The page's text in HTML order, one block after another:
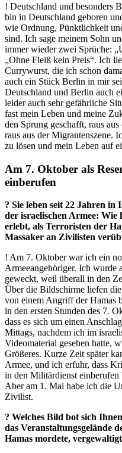
! Deutschland und besonders
bin in Deutschland geboren
wie Ordnung, Pünktlichkeit
sind. Ich sage meinem Sohn
immer wieder zwei Sprüche:
„Ohne Fleiß kein Preis“. Ich
Currywurst, die ich schon
auch ein Stück Berlin in mir
Deutschland und Berlin auch
leider auch sehr gefährliche
fast mein Leben und meine
den Sprung geschafft, raus
raus aus der Migrantenszene.
zu lösen und mein Leben auf
Am 7. Oktober als
einberufen
? Sie leben seit 22 Jahren in
der israelischen Armee: Wie
erlebt, als Terroristen der
Massaker an Zivilisten
! Am 7. Oktober war ich ein
Armeeangehöriger. Ich wurde
geweckt, weil überall in den
Über die Bildschirme liefen
von einem Angriff der Hamas
in den ersten Stunden des 7.
dass es sich um einen
Mittags, nachdem ich im
Videomaterial gesehen hatte,
Größeres. Kurze Zeit später
Armee, und ich erfuhr, dass
in den Militärdienst
Aber am 1. Mai habe ich die
Zivilist.
? Welches Bild bot sich
das Veranstaltungsgelände
Hamas mordete,